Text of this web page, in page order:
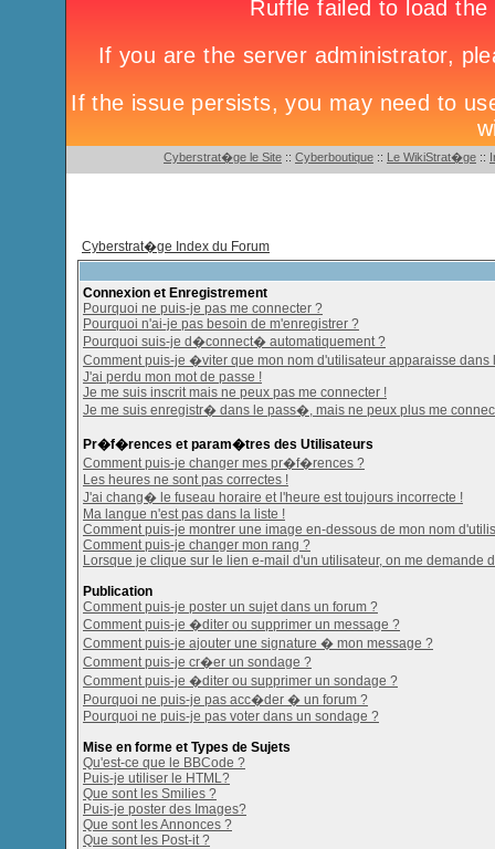
Cyberstrat�ge le Site :: Cyberboutique :: Le WikiStrat�ge ::
Cyberstrat�ge Index du Forum
Connexion et Enregistrement
Pourquoi ne puis-je pas me connecter ?
Pourquoi n'ai-je pas besoin de m'enregistrer ?
Pourquoi suis-je d�connect� automatiquement ?
Comment puis-je �viter que mon nom d'utilisateur apparaisse dans
J'ai perdu mon mot de passe !
Je me suis inscrit mais ne peux pas me connecter !
Je me suis enregistr� dans le pass�, mais ne peux plus me
Pr�f�rences et param�tres des Utilisateurs
Comment puis-je changer mes pr�f�rences ?
Les heures ne sont pas correctes !
J'ai chang� le fuseau horaire et l'heure est toujours incorrecte !
Ma langue n'est pas dans la liste !
Comment puis-je montrer une image en-dessous de mon nom
Comment puis-je changer mon rang ?
Lorsque je clique sur le lien e-mail d'un utilisateur, on me demande
Publication
Comment puis-je poster un sujet dans un forum ?
Comment puis-je �diter ou supprimer un message ?
Comment puis-je ajouter une signature � mon message ?
Comment puis-je cr�er un sondage ?
Comment puis-je �diter ou supprimer un sondage ?
Pourquoi ne puis-je pas acc�der � un forum ?
Pourquoi ne puis-je pas voter dans un sondage ?
Mise en forme et Types de Sujets
Qu'est-ce que le BBCode ?
Puis-je utiliser le HTML?
Que sont les Smilies ?
Puis-je poster des Images?
Que sont les Annonces ?
Que sont les Post-it ?